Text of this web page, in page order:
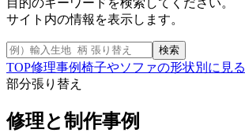
目的のキーワードを検索してください。
サイト内の情報を表示します。
検索
TOP修理事例椅子やソファの形状別に見る
部分張り替え
修理と制作事例